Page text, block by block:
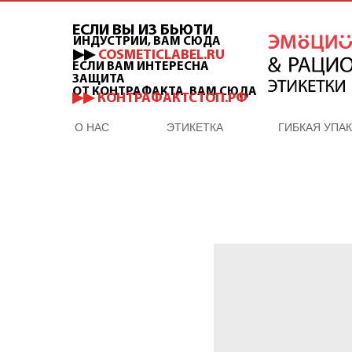
О НАС ЭТИКЕТКА ГИБКАЯ
ИНДУСТРИИ, ВАМ СЮДА
ЕСЛИ ВЫ ИЗ БЬЮТИ
▶▶ COSMETICLABEL.RU
ЕСЛИ ВАМ ИНТЕРЕСНА
ЗАЩИТА
ОТ КОНТРАФАКТА, ВАМ СЮДА
▶▶ КОНТРАФАКТСТОП.РФ